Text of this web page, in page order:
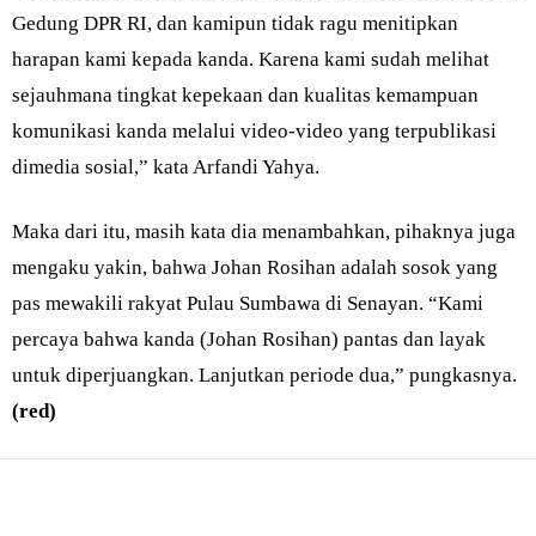
Gedung DPR RI, dan kamipun tidak ragu menitipkan
harapan kami kepada kanda. Karena kami sudah melihat
sejauhmana tingkat kepekaan dan kualitas kemampuan
komunikasi kanda melalui video-video yang terpublikasi
dimedia sosial,” kata Arfandi Yahya.
Maka dari itu, masih kata dia menambahkan, pihaknya juga
mengaku yakin, bahwa Johan Rosihan adalah sosok yang
pas mewakili rakyat Pulau Sumbawa di Senayan. “Kami
percaya bahwa kanda (Johan Rosihan) pantas dan layak
untuk diperjuangkan. Lanjutkan periode dua,” pungkasnya.
(red)